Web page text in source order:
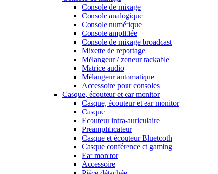
Console de mixage
Console analogique
Console numérique
Console amplifiée
Console de mixage broadcast
Mixette de reportage
Mélangeur / zoneur rackable
Matrice audio
Mélangeur automatique
Accessoire pour consoles
Casque, écouteur et ear monitor
Casque, écouteur et ear monitor
Casque
Ecouteur intra-auriculaire
Préamplificateur
Casque et écouteur Bluetooth
Casque conférence et gaming
Ear monitor
Accessoire